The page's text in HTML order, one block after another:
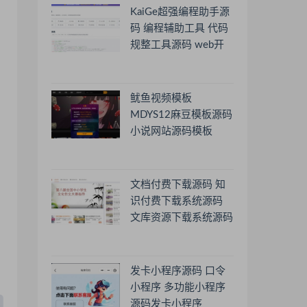
KaiGe超强编程助手源
码 编程辅助工具 代码
规整工具源码 web开
鱿鱼视频模板
MDYS12麻豆模板源码
小说网站源码模板
文档付费下载源码 知
识付费下载系统源码
文库资源下载系统源码
发卡小程序源码 口令
小程序 多功能小程序
源码发卡小程序